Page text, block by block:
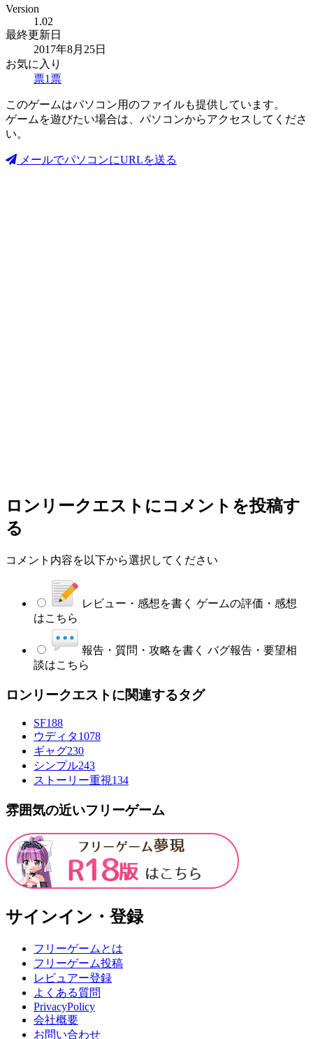
Version
1.02
最終更新日
2017年8月25日
お気に入り
票1 票
このゲームはパソコン用のファイルも提供しています。
ゲームを遊びたい場合は、パソコンからアクセスしてくださ
い。
メールでパソコンにURLを送る
ロンリークエスト にコメントを投稿す
る
コメント内容を以下から選択してください
レビュー・感想を書く ゲームの評価・感想
はこちら
報告・質問・攻略を書く バグ報告・要望相
談はこちら
ロンリークエストに関連するタグ
SF188
ウディタ1078
ギャグ230
シンプル243
ストーリー重視134
雰囲気の近いフリーゲーム
サインイン・登録
フリーゲームとは
フリーゲーム投稿
レビュアー登録
よくある質問
PrivacyPolicy
会社概要
お問い合わせ